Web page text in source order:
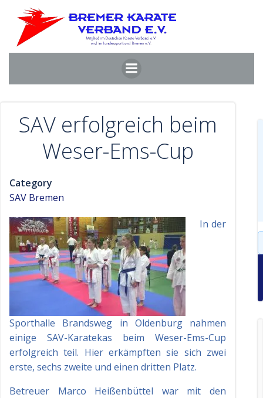
Inhalt
springen
SAV erfolgreich beim
Weser-Ems-Cup
Category
SAV Bremen
In der
Sporthalle Brandsweg in Oldenburg nahmen
einige SAV-Karatekas beim Weser-Ems-Cup
erfolgreich teil. Hier erkämpften sie sich zwei
erste, sechs zweite und einen dritten Platz.
Betreuer Marco Heißenbüttel war mit den